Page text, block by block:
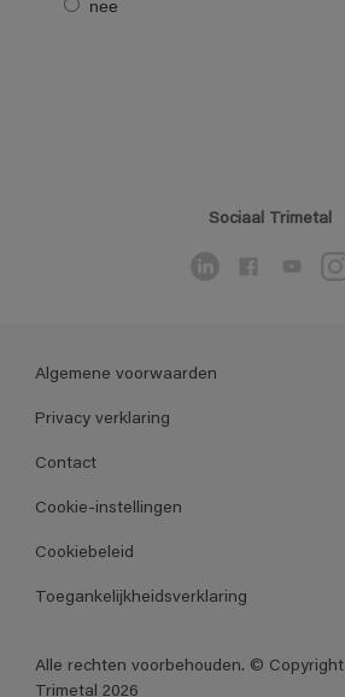
Sociaal Trimetal
Algemene voorwaarden
Privacy verklaring
Contact
Cookie-instellingen
Cookiebeleid
Toegankelijkheidsverklaring
Alle rechten voorbehouden. © Copyright
Trimetal 2026